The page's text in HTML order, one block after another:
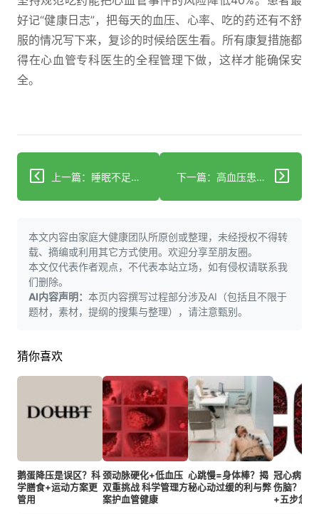
好记“健康日志”，把每天的血压、心率、吃的药还有不舒
服的情况写下来，复诊的时候给医生看。所有康复措施都
得在心血管专科医生的全程管理下做，这样才能确保安
全。
上一篇：睡眠不足升低压？科学控压指南 下一篇：高血压患者吃水果：选对助力平稳控压
本文内容由家庭大健康团队所原创或整理，未经授权不得转
载、摘编或利用其它方式使用。欢迎分享至朋友圈。
本文仅代表作者观点，不代表本站立场，如有侵权请联系我
们删除。
AI内容声明： 本页内容撰写过程部分涉及AI（包括且不限于
题材，素材，提纲的搜集与整理），请注意甄别。
猜你喜欢
鹅蛋降压是误区？科
学膳食+运动方案更
管用
颈动脉硬化+低血压
双重挑战 科学管理方
案护血管健康
心跳慢=身体棒？揭
秘心动过缓的利与弊
冠心病+高
伤脑？三
+五步急救